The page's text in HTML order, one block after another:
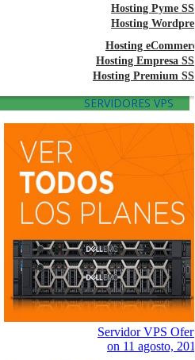
Hosting Pyme
Hosting
Hosting
Hosting Empresa
Hosting Premium
SERVIDORES VPS
Servidor VPS
on 11 agosto,